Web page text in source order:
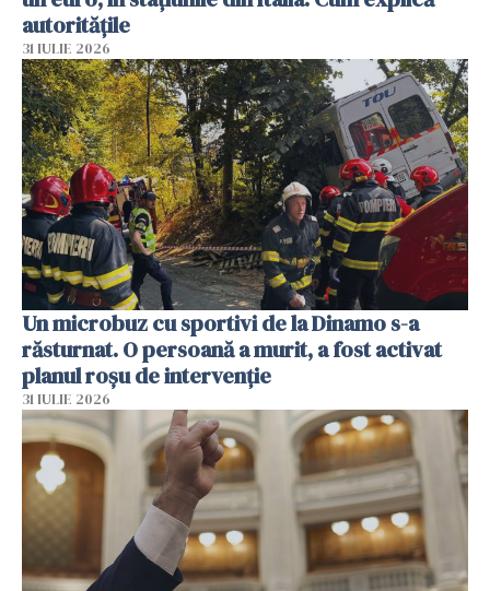
autoritățile
31 IULIE 2026
Un microbuz cu sportivi de la Dinamo s-a
răsturnat. O persoană a murit, a fost activat
planul roșu de intervenție
31 IULIE 2026